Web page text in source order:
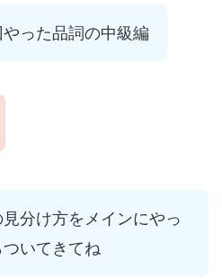
った品詞の中級編
分け方をメインにやっ
いてきてね